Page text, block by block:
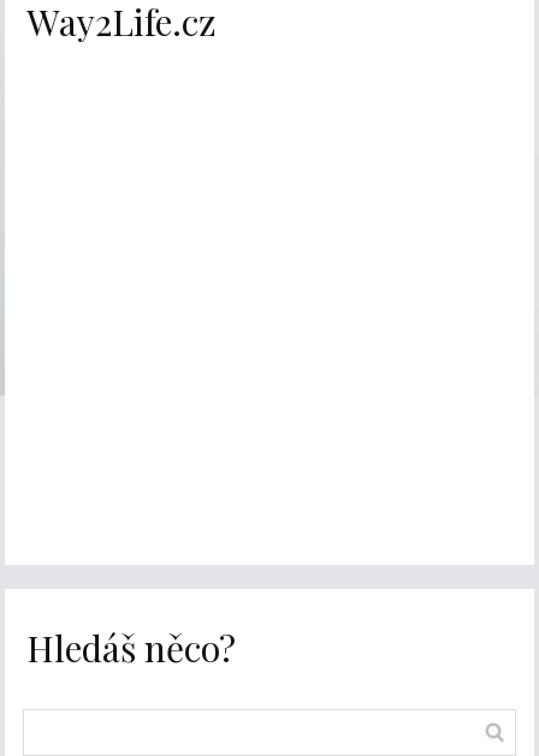
Way2Life.cz
Hledáš něco?